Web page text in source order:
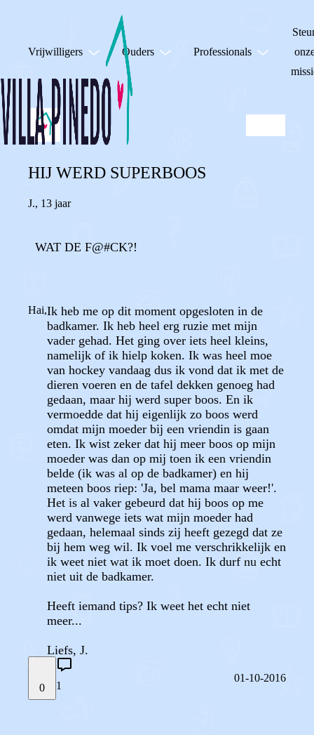
Vrijwilligers Ouders Professionals
HIJ WERD SUPERBOOS
J., 13 jaar
WAT DE F@#CK?!
Hai,Ik heb me op dit moment opgesloten in de
badkamer. Ik heb heel erg ruzie met mijn
vader gehad. Het ging over iets heel kleins,
namelijk of ik hielp koken. Ik was heel moe
van hockey vandaag dus ik vond dat ik met de
dieren voeren en de tafel dekken genoeg had
gedaan, maar hij werd super boos. En ik
vermoedde dat hij eigenlijk zo boos werd
omdat mijn moeder bij een vriendin is gaan
eten. Ik wist zeker dat hij meer boos op mijn
moeder was dan op mij toen ik een vriendin
belde (ik was al op de badkamer) en hij
meteen boos riep: 'Ja, bel mama maar weer!'.
Het is al vaker gebeurd dat hij boos op me
werd vanwege iets wat mijn moeder had
gedaan, helemaal sinds zij heeft gezegd dat ze
bij hem weg wil. Ik voel me verschrikkelijk en
ik weet niet wat ik moet doen. Ik durf nu echt
niet uit de badkamer.
Heeft iemand tips? Ik weet het echt niet
meer...
Liefs, J.
0 1
01-10-2016